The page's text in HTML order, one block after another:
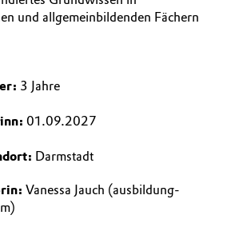
und allgemeinbildenden Fächern
3 Jahre
01.09.2027
Darmstadt
Vanessa Jauch (ausbildung-